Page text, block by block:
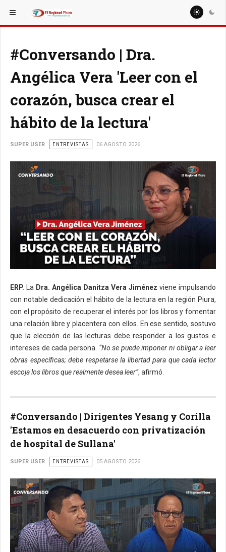
ESTÁ AQUÍ: ESPECIALES
#Conversando | Dra.
Angélica Vera 'Leer con el
corazón, busca crear el
hábito de la lectura'
SUPER USER ENTREVISTAS 06 AGOSTO 2026
ERP. La Dra. Angélica Danitza Vera Jiménez viene impulsando
con notable dedicación el hábito de la lectura en la región Piura,
con el propósito de recuperar el interés por los libros y fomentar
una relación libre y placentera con ellos. En ese sentido, sostuvo
que la elección de las lecturas debe responder a los gustos e
intereses de cada persona. “No se puede imponer ni obligar a leer
obras específicas; debe respetarse la libertad para que cada lector
escoja los libros que realmente desea leer”, afirmó.
#Conversando | Dirigentes Yesang y Corilla
'Estamos en desacuerdo con privatización
de hospital de Sullana'
SUPER USER ENTREVISTAS 05 AGOSTO 2026